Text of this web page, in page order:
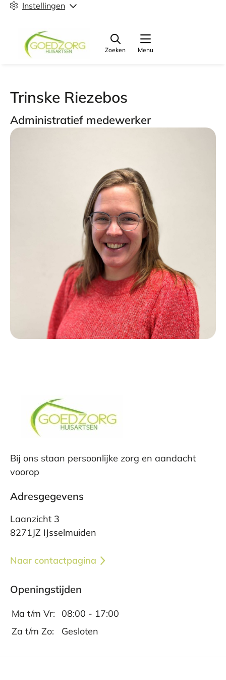
Instellingen
Menu
Zoeken
Trinske Riezebos
Administratief medewerker
Bij ons staan persoonlijke zorg en aandacht
voorop
Adresgegevens
Laanzicht 3
8271JZ IJsselmuiden
Naar contactpagina
Openingstijden
Ma t/m Vr:
08:00 - 17:00
Za t/m Zo:
Gesloten